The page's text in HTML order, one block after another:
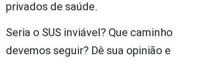
privados de saúde.
Seria o SUS inviável? Que caminho
devemos seguir? Dê sua opinião e